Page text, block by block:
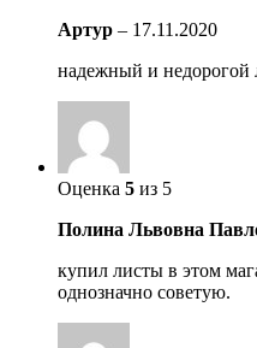
Артур – 17.11.2020
надежный и недорогой
Оценка 5 из 5
Полина Львовна
купил листы в этом
однозначно советую.